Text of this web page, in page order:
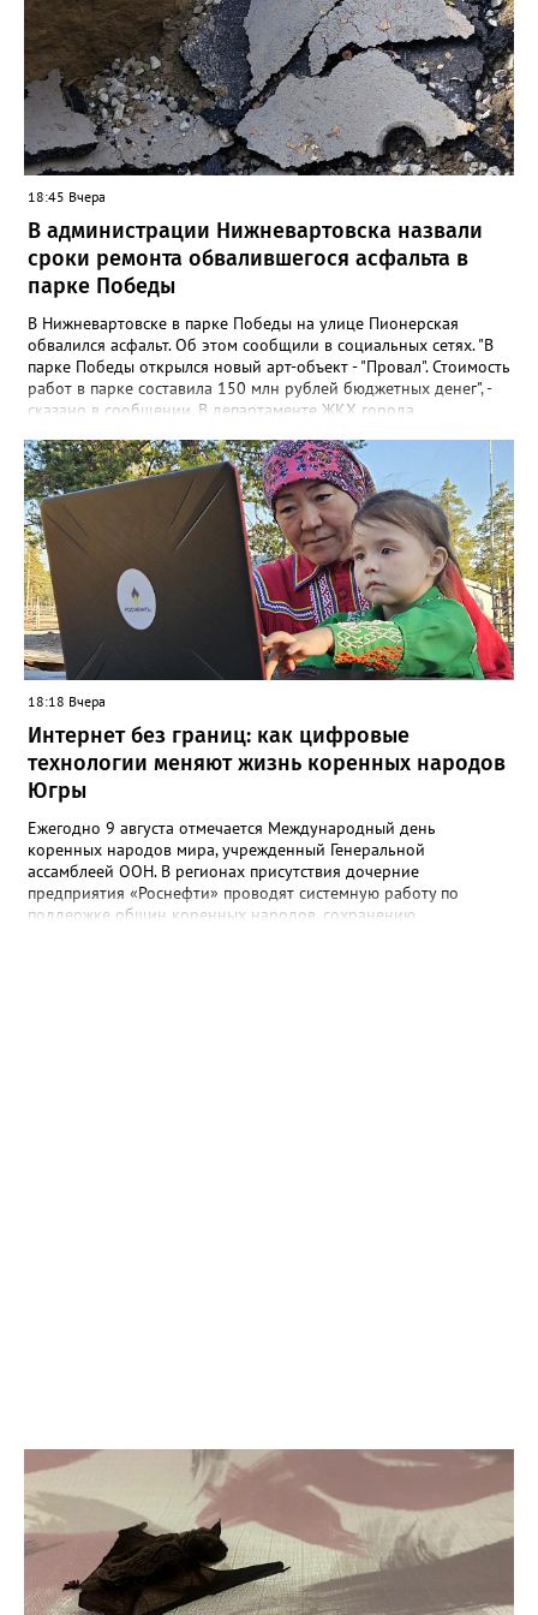
грозы.
18:45 Вчера
В администрации Нижневартовска назвали
сроки ремонта обвалившегося асфальта в
парке Победы
В Нижневартовске в парке Победы на улице Пионерская
обвалился асфальт. Об этом сообщили в социальных сетях. "В
парке Победы открылся новый арт-объект - "Провал". Стоимость
работ в парке составила 150 млн рублей бюджетных денег", -
сказано в сообщении. В департаменте ЖКХ города
данной проблемой. "Причиной обрушения благоустройства
послужило разрушение железобетонного лотка в котором
проложены не действующие трубопроводы теплоснабжения.
Ж/б лоток проходит параллельно проспекту Победы", - заявили
в департаменте. Там также отметили, что восстановительные
работы выполнит МБУ "Управление по дорожному хозяйству и
благоустройству" до конца следующей недели.
18:18 Вчера
Интернет без границ: как цифровые
технологии меняют жизнь коренных народов
Югры
Ежегодно 9 августа отмечается Международный день
коренных народов мира, учрежденный Генеральной
ассамблеей ООН. В регионах присутствия дочерние
предприятия «Роснефти» проводят системную работу по
поддержке общин коренных народов, сохранению
возможность получить образование, связаться с врачом,
оформить государственные услуги и сохранить связь с
внешним миром, не покидая традиционных мест проживания.
Отдельное направление — образование детей. Благодаря
региональной цифровой платформе «Стойбищная школа-сад»,
которая развивается на базе «Цифрового стойбища», дети из
семей оленеводов и рыбаков могут получать дошкольное
образование непосредственно в родовых угодьях. В 2025–